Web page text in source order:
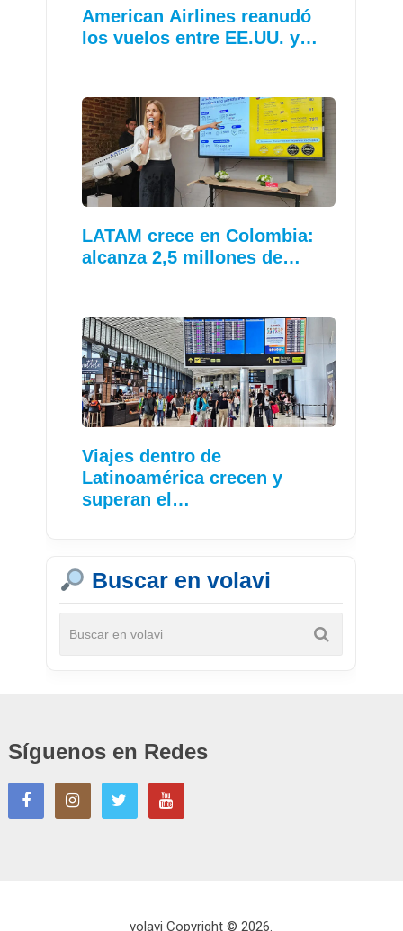
American Airlines reanudó
los vuelos entre EE.UU. y…
LATAM crece en Colombia:
alcanza 2,5 millones de…
Viajes dentro de
Latinoamérica crecen y
superan el…
Buscar en volavi
Síguenos en Redes
volavi Copyright © 2026.